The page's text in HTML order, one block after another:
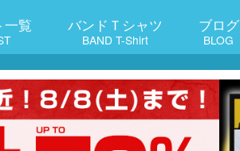
一覧 バンドＴシャツ
BAND T-Shirt
ブログ
BLOG